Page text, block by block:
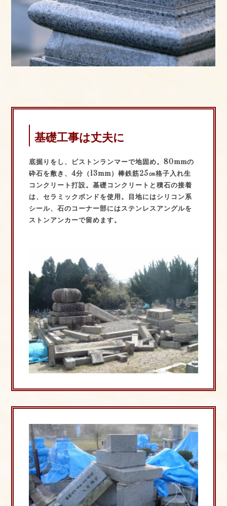
基礎工事は丈夫に
底掘りをし、ピストンランマーで地固め。80mmの
砕石を敷き、4分（13mm）棒鉄筋25㎝格子入れ生
コンクリート打設。基礎コンクリートと積石の接着
は、セラミックボンドを使用。目地にはシリコン系
シール、石のコーナー部にはステンレスアングルを
ストンアンカーで留めます。